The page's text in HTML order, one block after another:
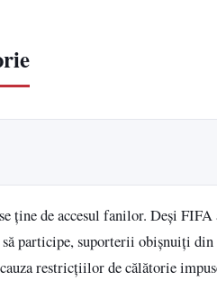
ține de accesul fanilor. Deși
participe, suporterii obișnuiți din
restricțiilor de călătorie